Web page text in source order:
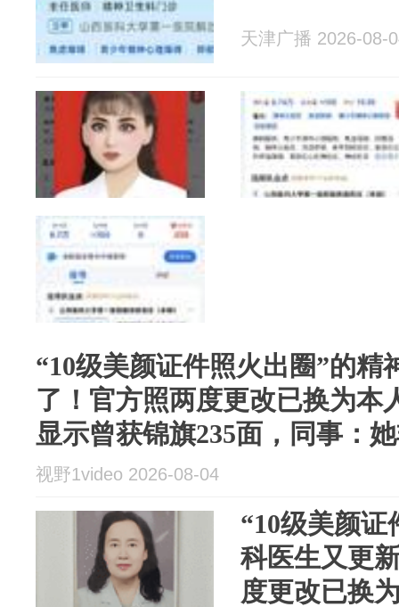
天津广播 2026-08-
“10级美颜证件照火出圈”的精
了！官方照两度更改已换为本
显示曾获锦旗235面，同事：
视野1video 2026-08-04
“10级美颜证
科医生又更
度更改已换